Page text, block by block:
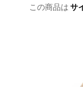
この商品は サ